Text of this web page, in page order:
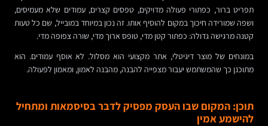
תפריט ברור, כפתורי פעולה מדויקים, טפסים קצרים, עמודים שלא מעמיסים,
ושפה שמורידה חיכוך במקום להוסיף אותו. זה נכון במיוחד במובייל, שם כל טעות
קטנה מרגישה גדולה: כפתור קטן מדי, טופס ארוך מדי, שורה צפופה מדי.
במונחים של מוצר דיגיטלי, אתר מקצועי הוא מסלול. לא אוסף עמודים. הוא
מתוכנן כך שהמשתמש יעבור מצפייה להבנה, מהבנה לאמון, ומאמון לפעולה.
תוכן: המקום שבו העסק מפסיק לדבר בסיסמאות ומתחיל
להישמע אמין